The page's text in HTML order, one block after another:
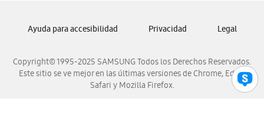
Samsung Venezuela
Copyright© 1995-2025 SAMSUNG Todos los Derechos Reservados.
Este sitio se ve mejor en las últimas versiones de Chrome, Edge,
Safari y Mozilla Firefox.
Ayuda para accesibilidad Privacidad Legal